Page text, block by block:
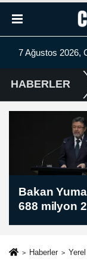
7 Ağustos 2026,
HABERLER
Çeyrek Altın
TL? Bugün
Kuru (07
Haberler